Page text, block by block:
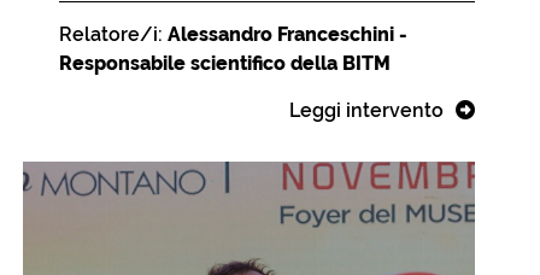
Relatore/i: Alessandro Franceschini -
Responsabile scientifico della BITM
Leggi intervento